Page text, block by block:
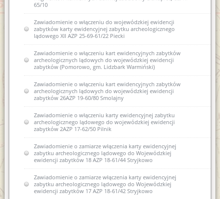
65/10
Zawiadomienie o włączeniu do wojewódzkiej ewidencji
zabytków karty ewidencyjnej zabytku archeologicznego
lądowego XII AZP 25-69-61/22 Piecki
Zawiadomienie o włączeniu kart ewidencyjnych zabytków
archeologicznych lądowych do wojewódzkiej ewidencji
zabytków (Pomorowo, gm. Lidzbark Warmiński)
Zawiadomienie o włączeniu kart ewidencyjnych zabytków
archeologicznych lądowych do wojewódzkiej ewidencji
zabytków 26AZP 19-60/80 Smolajny
Zawiadomienie o włączeniu karty ewidencyjnej zabytku
archeologicznego lądowego do wojewódzkiej ewidencji
zabytków 2AZP 17-62/50 Pilnik
Zawiadomienie o zamiarze włączenia karty ewidencyjnej
zabytku archeologicznego lądowego do Wojewódzkiej
ewidencji zabytków 18 AZP 18-61/44 Stryjkowo
Zawiadomienie o zamiarze włączenia karty ewidencyjnej
zabytku archeologicznego lądowego do Wojewódzkiej
ewidencji zabytków 17 AZP 18-61/42 Stryjkowo